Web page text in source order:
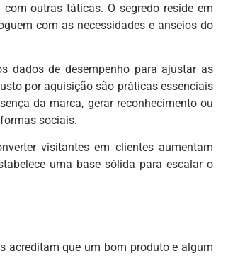
outras táticas. O segredo reside em
com as necessidades e anseios do
dados de desempenho para ajustar as
por aquisição são práticas essenciais
da marca, gerar reconhecimento ou
sociais.
visitantes em clientes aumentam
uma base sólida para escalar o
acreditam que um bom produto e algum